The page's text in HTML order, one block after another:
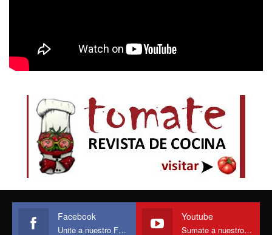
Facebook
Unite a nuestro Face
Youtube
Sumate a nuestro canal